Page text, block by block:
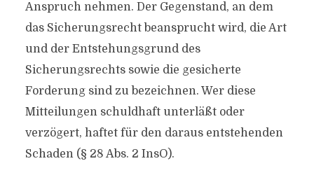
Anspruch nehmen. Der Gegenstand, an dem
das Sicherungsrecht beansprucht wird, die Art
und der Entstehungsgrund des
Sicherungsrechts sowie die gesicherte
Forderung sind zu bezeichnen. Wer diese
Mitteilungen schuldhaft unterläßt oder
verzögert, haftet für den daraus entstehenden
Schaden (§ 28 Abs. 2 InsO).